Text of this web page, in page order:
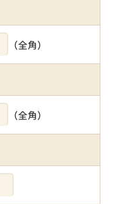
（全角）
（全角）